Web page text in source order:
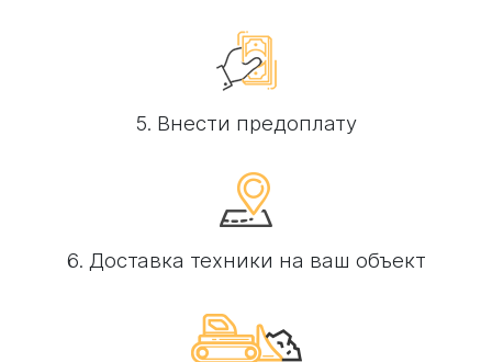
5. Внести предоплату
6. Доставка техники на ваш объект